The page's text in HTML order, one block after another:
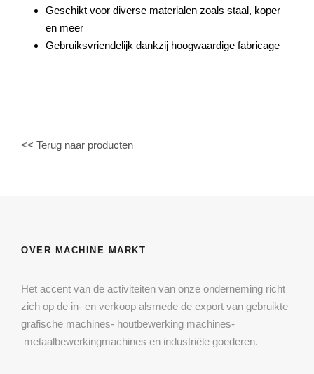
Geschikt voor diverse materialen zoals staal, koper
en meer
Gebruiksvriendelijk dankzij hoogwaardige fabricage
<< Terug naar producten
OVER MACHINE MARKT
Het accent van de activiteiten van onze onderneming richt
zich op de in- en verkoop alsmede de export van gebruikte
grafische machines- houtbewerking machines-
metaalbewerkingmachines en industriële goederen.